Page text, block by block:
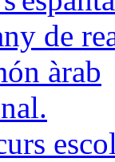
de
àrab